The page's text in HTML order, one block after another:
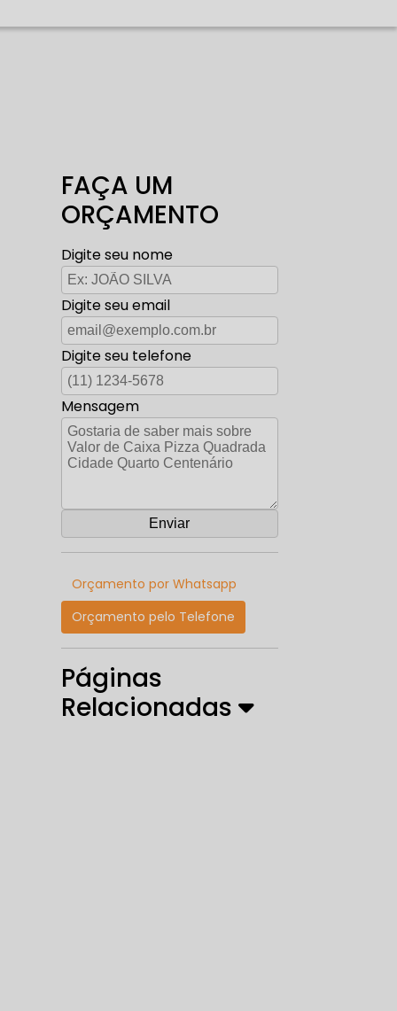
FAÇA UM
ORÇAMENTO
Digite seu nome
Digite seu email
Digite seu telefone
Mensagem
Orçamento por Whatsapp
Orçamento pelo Telefone
Páginas
Relacionadas